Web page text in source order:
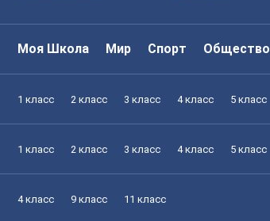
Моя Школа Мир Спорт Общество
1 класс 2 класс 3 класс 4 класс 5 класс
1 класс 2 класс 3 класс 4 класс 5 класс
4 класс 9 класс 11 класс